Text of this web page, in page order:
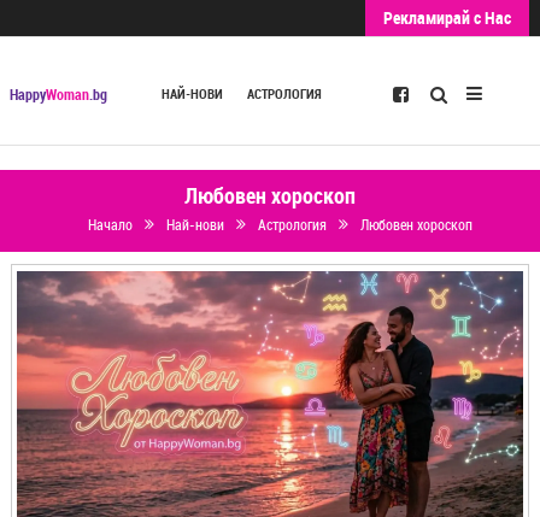
Рекламирай с Нас
HappyWoman.bg НАЙ-НОВИ АСТРОЛОГИЯ Търсене
Любовен хороскоп
Начало Най-нови Астрология Любовен хороскоп